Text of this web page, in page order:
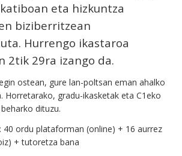
eta hizkuntza
biziberritzean
Hurrengo ikastaroa
2tik 29ra izango da.
ostean, gure lan-poltsan eman ahalko
Horretarako, gradu-ikasketak eta C1eko
dituzu.
40 ordu plataforman (online) + 16 aurrez
+ tutoretza bana